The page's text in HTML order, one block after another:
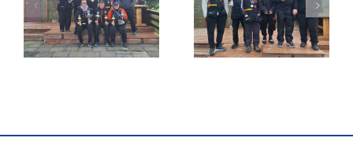
Guðmann sigraði á
Blönduósi
Jóhannes Frank
sigraði á Húsavík um
helgina